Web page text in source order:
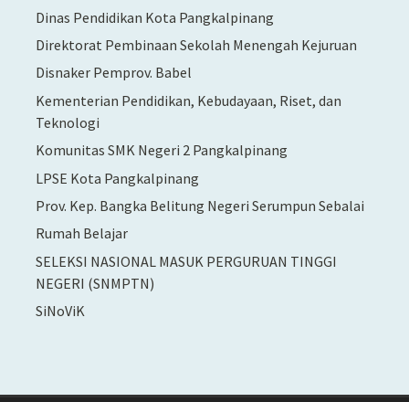
Dinas Pendidikan Kota Pangkalpinang
Direktorat Pembinaan Sekolah Menengah Kejuruan
Disnaker Pemprov. Babel
Kementerian Pendidikan, Kebudayaan, Riset, dan
Teknologi
Komunitas SMK Negeri 2 Pangkalpinang
LPSE Kota Pangkalpinang
Prov. Kep. Bangka Belitung Negeri Serumpun Sebalai
Rumah Belajar
SELEKSI NASIONAL MASUK PERGURUAN TINGGI
NEGERI (SNMPTN)
SiNoViK